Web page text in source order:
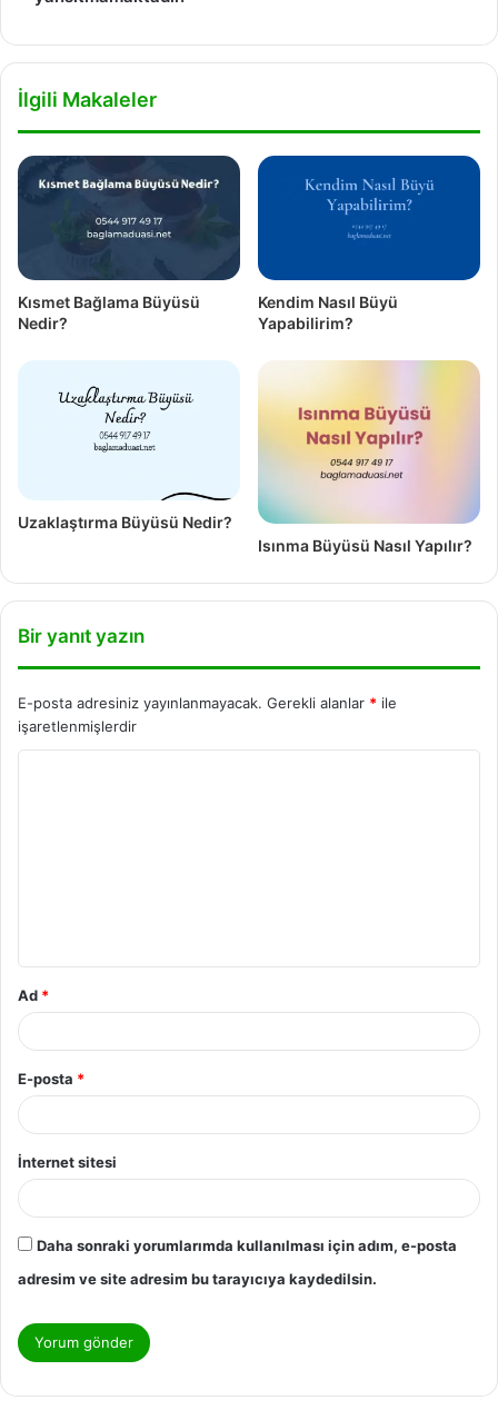
İlgili Makaleler
Kısmet Bağlama Büyüsü
Nedir?
Kendim Nasıl Büyü
Yapabilirim?
Uzaklaştırma Büyüsü Nedir?
Isınma Büyüsü Nasıl Yapılır?
Bir yanıt yazın
E-posta adresiniz yayınlanmayacak. Gerekli alanlar * ile
işaretlenmişlerdir
Ad *
E-posta *
İnternet sitesi
Daha sonraki yorumlarımda kullanılması için adım, e-posta
adresim ve site adresim bu tarayıcıya kaydedilsin.